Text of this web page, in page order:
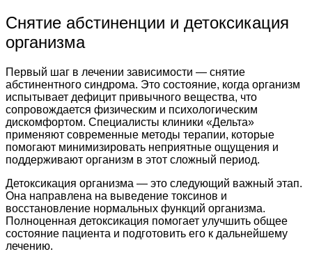
Снятие абстиненции и детоксикация
организма
Первый шаг в лечении зависимости — снятие
абстинентного синдрома. Это состояние, когда организм
испытывает дефицит привычного вещества, что
сопровождается физическим и психологическим
дискомфортом. Специалисты клиники «Дельта»
применяют современные методы терапии, которые
помогают минимизировать неприятные ощущения и
поддерживают организм в этот сложный период.
Детоксикация организма — это следующий важный этап.
Она направлена на выведение токсинов и
восстановление нормальных функций организма.
Полноценная детоксикация помогает улучшить общее
состояние пациента и подготовить его к дальнейшему
лечению.